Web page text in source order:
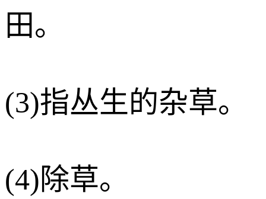
田。
(3)指丛生的杂草。
(4)除草。